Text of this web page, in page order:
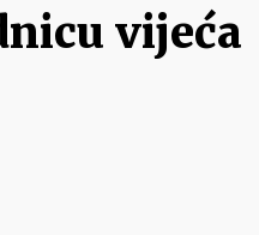
vijeća